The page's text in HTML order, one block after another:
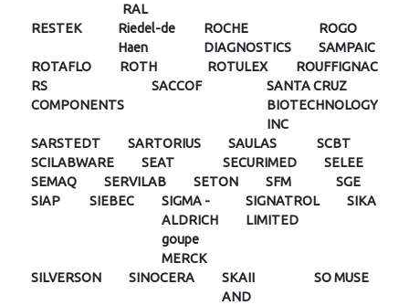
RAL
RESTEK
Riedel-de
Haen
ROCHE
DIAGNOSTICS
ROGO
SAMPAIC
ROTAFLO
ROTH ROTULEX
ROUFFIGNAC
RS
COMPONENTS
SACCOF
SANTA CRUZ
BIOTECHNOLOGY
INC
SARSTEDT
SARTORIUS SAULAS
SCBT
SCILABWARE
SEAT SECURIMED
SELEE
SEMAQ
SERVILAB SETON SFM
SGE
SIAP
SIEBEC
SIGMA -
ALDRICH
goupe
MERCK
SIGNATROL
LIMITED
SIKA
SILVERSON SINOCERA
SKAII
AND
SO MUSE